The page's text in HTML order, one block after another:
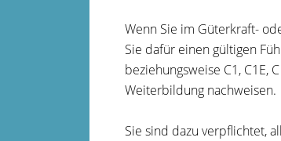
Wenn Sie im Güterkraft-
Sie dafür einen gültigen
beziehungsweise C1, C1E,
Weiterbildung nachweisen.
Sie sind dazu verpflichtet,